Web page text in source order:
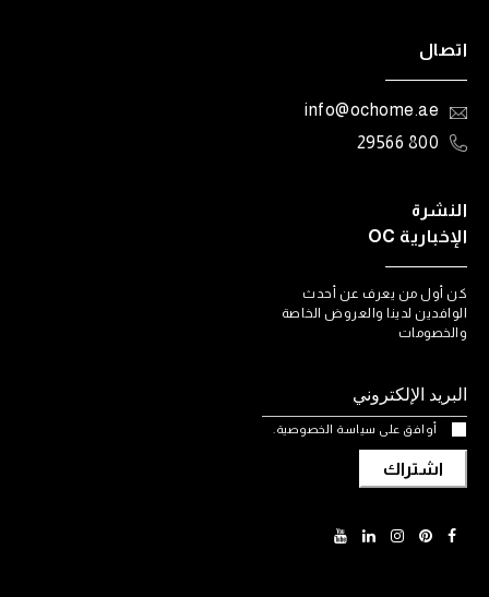
اتصال
info@ochome.ae
800 29566
النشرة
الإخبارية OC
كن أول من يعرف عن أحدث
الوافدين لدينا والعروض الخاصة
والخصومات
أوافق على سياسة الخصوصية.
اشتراك